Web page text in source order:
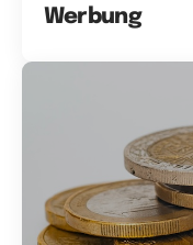
Werbung